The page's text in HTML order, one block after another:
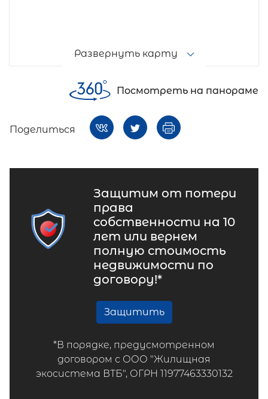
Развернуть карту
Посмотреть на панораме
Поделиться
Защитим от потери
права
собственности на 10
лет или вернем
полную стоимость
недвижимости по
договору!*
Защитить
*В порядке, предусмотренном
договором с ООО "Жилищная
экосистема ВТБ", ОГРН 11977463330132